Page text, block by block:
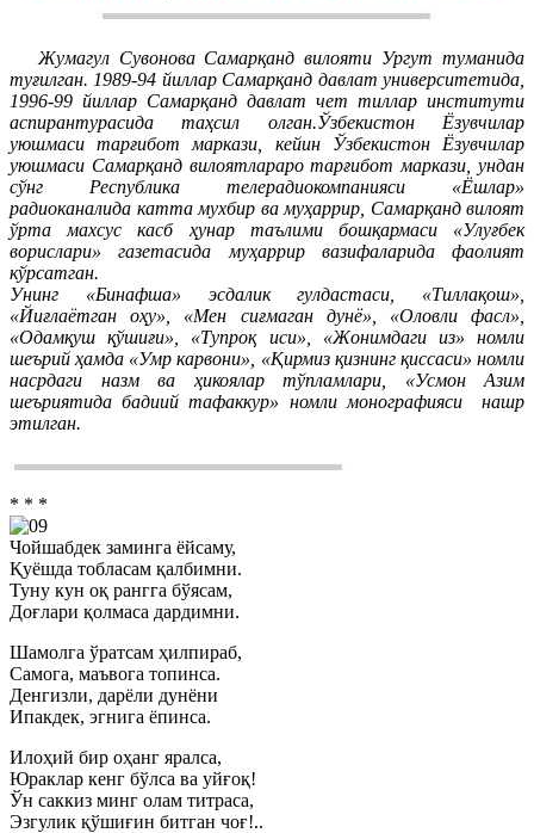
Жумагул Сувонова Самарқанд вилояти Ургут туманида
туғилган. 1989-94 йиллар Самарқанд давлат университетида,
1996-99 йиллар Самарқанд давлат чет тиллар институти
аспирантурасида таҳсил олган.Ўзбекистон Ёзувчилар
уюшмаси тарғибот маркази, кейин Ўзбекистон Ёзувчилар
уюшмаси Самарқанд вилоятлараро тарғибот маркази, ундан
сўнг Республика телерадиокомпанияси «Ёшлар»
радиоканалида катта мухбир ва муҳаррир, Самарқанд вилоят
ўрта махсус касб ҳунар таълими бошқармаси «Улуғбек
ворислари» газетасида муҳаррир вазифаларида фаолият
кўрсатган.
Унинг «Бинафша» эсдалик гулдастаси, «Тиллақош»,
«Йиғлаётган оҳу», «Мен сиғмаган дунё», «Оловли фасл»,
«Одамқуш қўшиғи», «Тупроқ иси», «Жонимдаги из» номли
шеърий ҳамда «Умр карвони», «Қирмиз қизнинг қиссаси» номли
насрдаги назм ва ҳикоялар тўпламлари, «Усмон Азим
шеъриятида бадиий тафаккур» номли монографияси нашр
этилган.
* * *
Чойшабдек заминга ёйсаму,
Қуёшда тобласам қалбимни.
Туну кун оқ рангга бўясам,
Доғлари қолмаса дардимни.
Шамолга ўратсам ҳилпираб,
Самога, маъвога топинса.
Денгизли, дарёли дунёни
Ипакдек, эгнига ёпинса.
Илоҳий бир оҳанг яралса,
Юраклар кенг бўлса ва уйғоқ!
Ўн саккиз минг олам титраса,
Эзгулик қўшиғин битган чоғ!..